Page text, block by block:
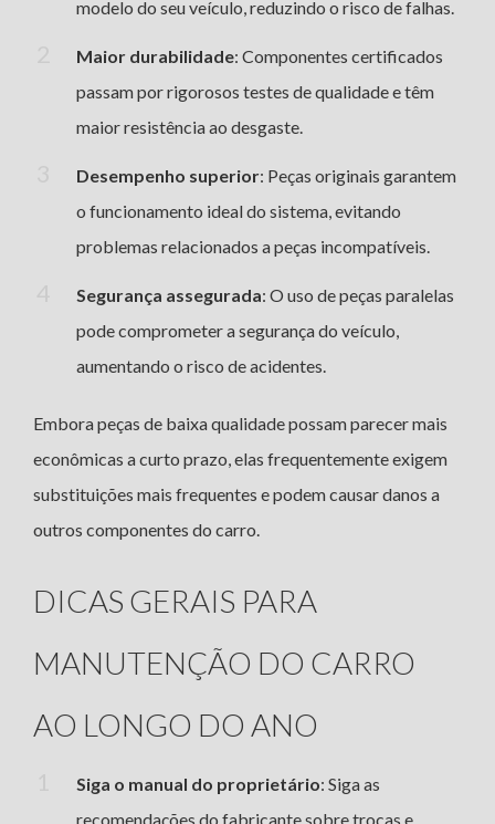
modelo do seu veículo, reduzindo o risco de falhas.
Maior durabilidade: Componentes certificados
passam por rigorosos testes de qualidade e têm
maior resistência ao desgaste.
Desempenho superior: Peças originais garantem
o funcionamento ideal do sistema, evitando
problemas relacionados a peças incompatíveis.
Segurança assegurada: O uso de peças paralelas
pode comprometer a segurança do veículo,
aumentando o risco de acidentes.
Embora peças de baixa qualidade possam parecer mais
econômicas a curto prazo, elas frequentemente exigem
substituições mais frequentes e podem causar danos a
outros componentes do carro.
DICAS GERAIS PARA
MANUTENÇÃO DO CARRO
AO LONGO DO ANO
Siga o manual do proprietário: Siga as
recomendações do fabricante sobre trocas e